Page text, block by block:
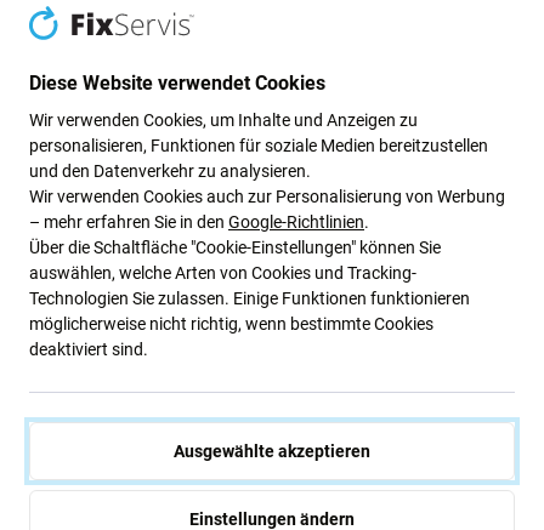
Beschreibung und Spezifikation Versand und Rückgabe
SBS – Kfz-Halterung mit
Schwerkraftsystem und kabelloser
Ladefunktion, 10 W, Schwarz
DieSBS Gravity Autohalterung mit10-W-Wireless-
Ladefunktionermöglicht
unkomplizierte Smartphone-Befestigung. Der
Schwerkraftmechanismuspasst sich automatisch der
Größe Ihres Smartphones an und sorgt so für
ohne Klemmen oder Magnete. Daskabellose Ladepad
Diese Website verwendet Cookies
Wir verwenden Cookies, um Inhalte und Anzeigen zu
personalisieren, Funktionen für soziale Medien bereitzustellen
und den Datenverkehr zu analysieren.
Wir verwenden Cookies auch zur Personalisierung von Werbung
– mehr erfahren Sie in den Google-Richtlinien.
Über die Schaltfläche "Cookie-Einstellungen" können Sie
auswählen, welche Arten von Cookies und Tracking-
Technologien Sie zulassen. Einige Funktionen funktionieren
möglicherweise nicht richtig, wenn bestimmte Cookies
deaktiviert sind.
Ausgewählte akzeptieren
Einstellungen ändern